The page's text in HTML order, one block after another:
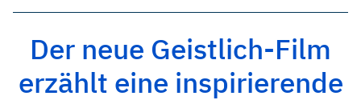
Der neue Geistlich-Film
erzählt eine inspirierende